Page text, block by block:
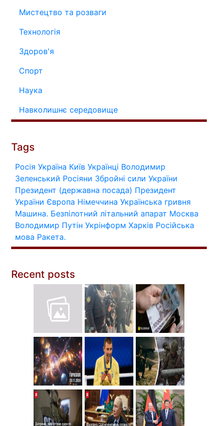
Мистецтво та розваги
Технологія
Здоров'я
Спорт
Наука
Навколишнє середовище
Tags
Росія Україна Київ Українці Володимир
Зеленський Росіяни Збройні сили України
Президент (державна посада) Президент
України Європа Німеччина Українська гривня
Машина. Безпілотний літальний апарат Москва
Володимир Путін Укрінформ Харків Російська
мова Ракета.
Recent posts